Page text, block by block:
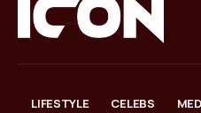
LIFESTYLE CELEBS